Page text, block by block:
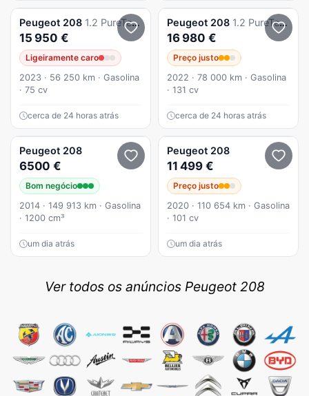
Peugeot 208 1.2 PureTech Active
15 950 €
Ligeiramente caro
2023 · 56 250 km · Gasolina
· 75 cv
cerca de 24 horas atrás
Peugeot 208 1.2 PureTech GT Line EAT8
16 980 €
Preço justo
2022 · 78 000 km · Gasolina
· 131 cv
cerca de 24 horas atrás
Peugeot 208
6500 €
Bom negócio
2014 · 149 913 km · Gasolina
· 1200 cm³
um dia atrás
Peugeot 208
11 499 €
Preço justo
2020 · 110 654 km · Gasolina
· 101 cv
um dia atrás
Ver todos os anúncios Peugeot 208